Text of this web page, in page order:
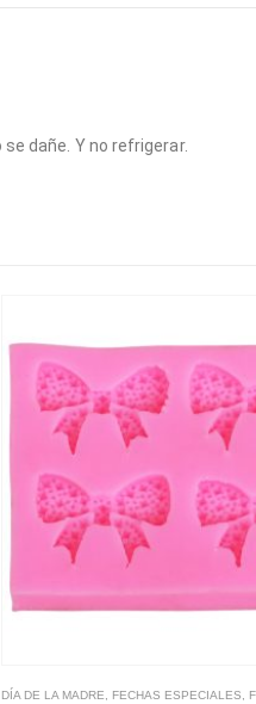
dañe. Y no refrigerar.
FONDANT,MOLDES SILICONA,
DÍA DE LA MADRE FECHAS ESPECIALES